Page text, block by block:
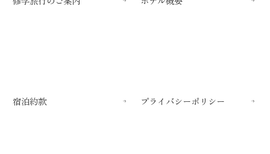
宿泊約款 プライバシーポリシー